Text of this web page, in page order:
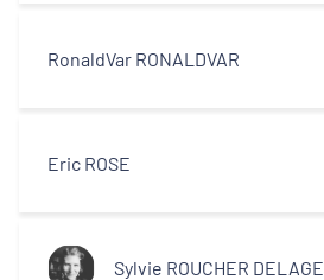
RonaldVar RONALDVAR
Eric ROSE
Sylvie ROUCHER DELAGE